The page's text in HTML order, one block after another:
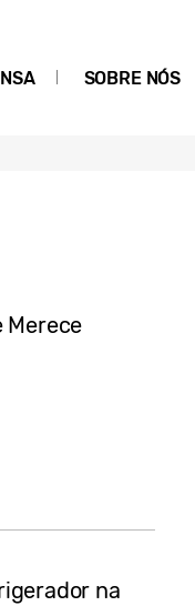
SOBRE NÓS
Merece
na